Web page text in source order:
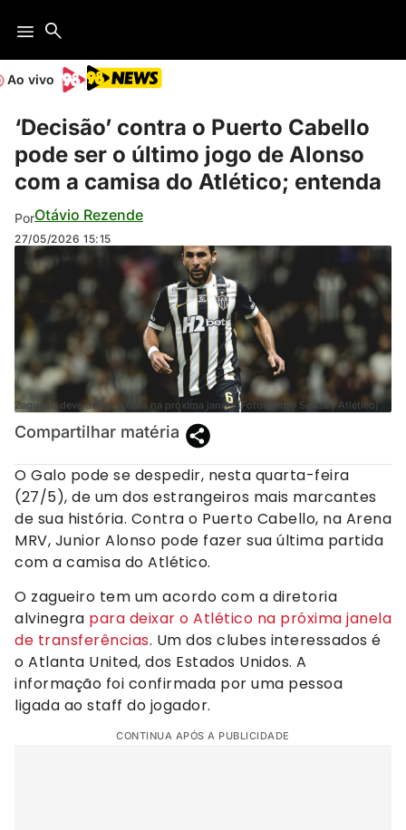
Ao vivo
‘Decisão’ contra o Puerto Cabello
pode ser o último jogo de Alonso
com a camisa do Atlético; entenda
PorOtávio Rezende
27/05/2026 15:15
Zagueiro deve deixar o Galo na próxima janela (Foto: Pedro Souza / Atlético)
Compartilhar matéria
O Galo pode se despedir, nesta quarta-feira
(27/5), de um dos estrangeiros mais marcantes
de sua história. Contra o Puerto Cabello, na Arena
MRV, Junior Alonso pode fazer sua última partida
com a camisa do Atlético.
O zagueiro tem um acordo com a diretoria
alvinegra para deixar o Atlético na próxima janela
de transferências. Um dos clubes interessados é
o Atlanta United, dos Estados Unidos. A
informação foi confirmada por uma pessoa
ligada ao staff do jogador.
CONTINUA APÓS A PUBLICIDADE